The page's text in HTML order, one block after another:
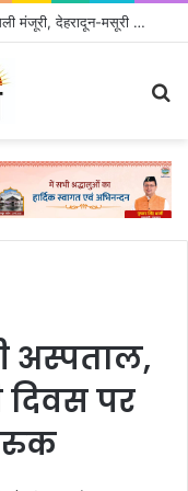
एमडीडीए बोर्ड बैठक में 25 विकास प्रस्तावों को मिली मंजूरी, देहरादून-मसूरी के नियोजित विकास को मिलेगी रफ्तार
अस्पताल,
दिवस पर